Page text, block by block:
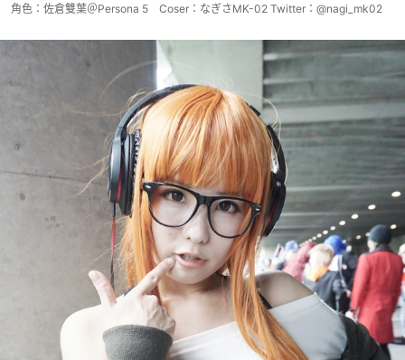
角色：佐倉雙葉＠Persona 5 Coser：なぎさMK-02 Twitter：@nagi_mk02